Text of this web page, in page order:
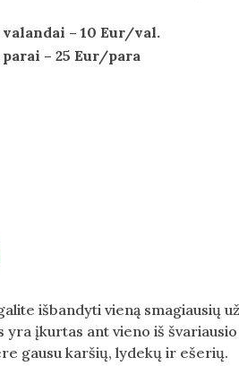
– 10 Eur/val.
– 25 Eur/para
išbandyti vieną smagiausių
yra įkurtas ant vieno iš
gausu karšių, lydekų ir ešerių.